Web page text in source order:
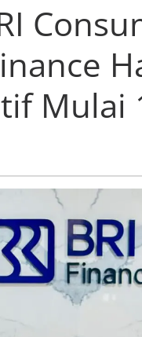
Mulai